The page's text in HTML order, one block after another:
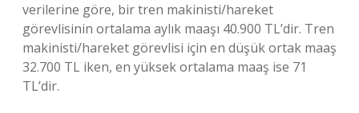
verilerine göre, bir tren makinisti/hareket
görevlisinin ortalama aylık maaşı 40.900 TL’dir. Tren
makinisti/hareket görevlisi için en düşük ortak maaş
32.700 TL iken, en yüksek ortalama maaş ise 71
TL’dir.